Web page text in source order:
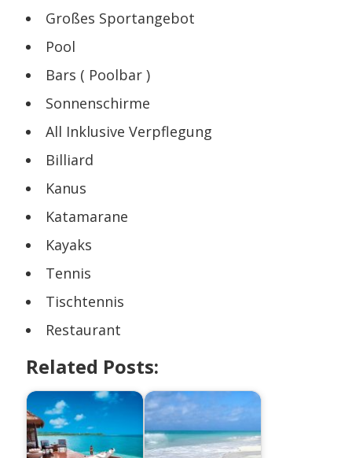
Großes Sportangebot
Pool
Bars ( Poolbar )
Sonnenschirme
All Inklusive Verpflegung
Billiard
Kanus
Katamarane
Kayaks
Tennis
Tischtennis
Restaurant
Related Posts: